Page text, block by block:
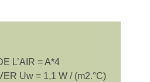
L’AIR = A*4
Uw = 1,1 W / (m2.°C)